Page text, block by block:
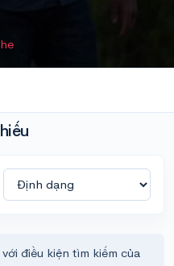
điều kiện tìm kiếm của